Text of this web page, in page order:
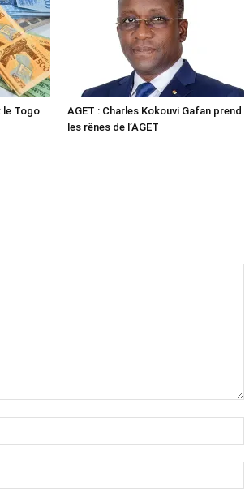
le Togo
AGET : Charles Kokouvi Gafan prend
les rênes de l’AGET